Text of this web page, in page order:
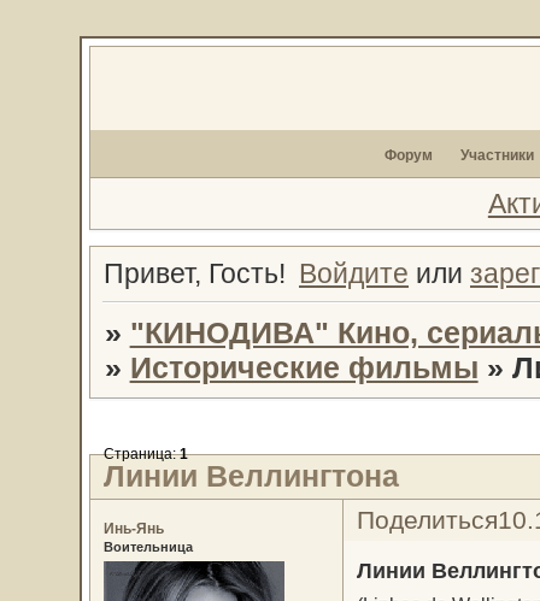
Форум Участники
Привет, Гость! Войдите или
» "КИНОДИВА" Кино,
» Исторические фильмы »
Линии Веллингтона
Страница:1
Поделиться
Инь-Янь
Воительница
Линии